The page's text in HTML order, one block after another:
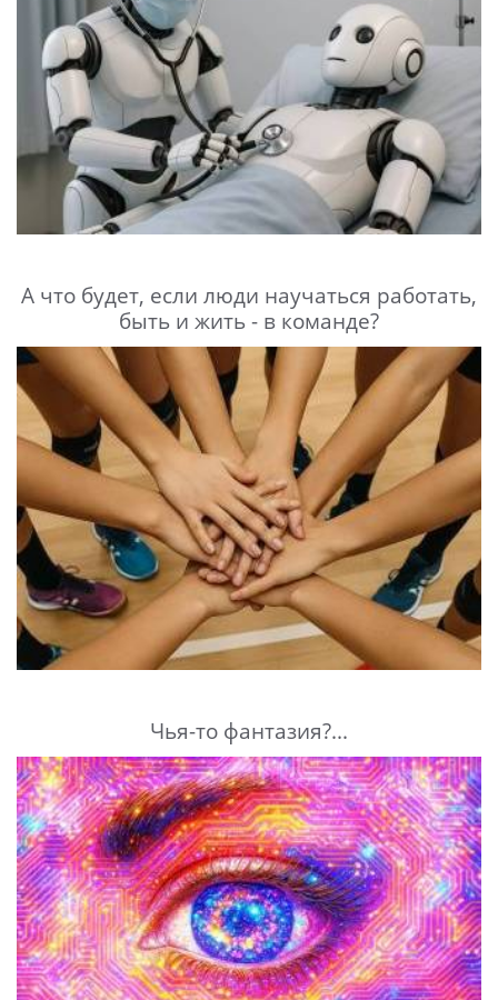
А что будет, если люди научаться работать,
быть и жить - в команде?
Чья-то фантазия?...